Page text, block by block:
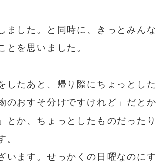
ました。と同時に、きっとみんな
を思いました。
したあと、帰り際にちょっとした
のおすそ分けですけれど」だとか
とか、ちょっとしたものだったり
います。せっかくの日曜なのにす